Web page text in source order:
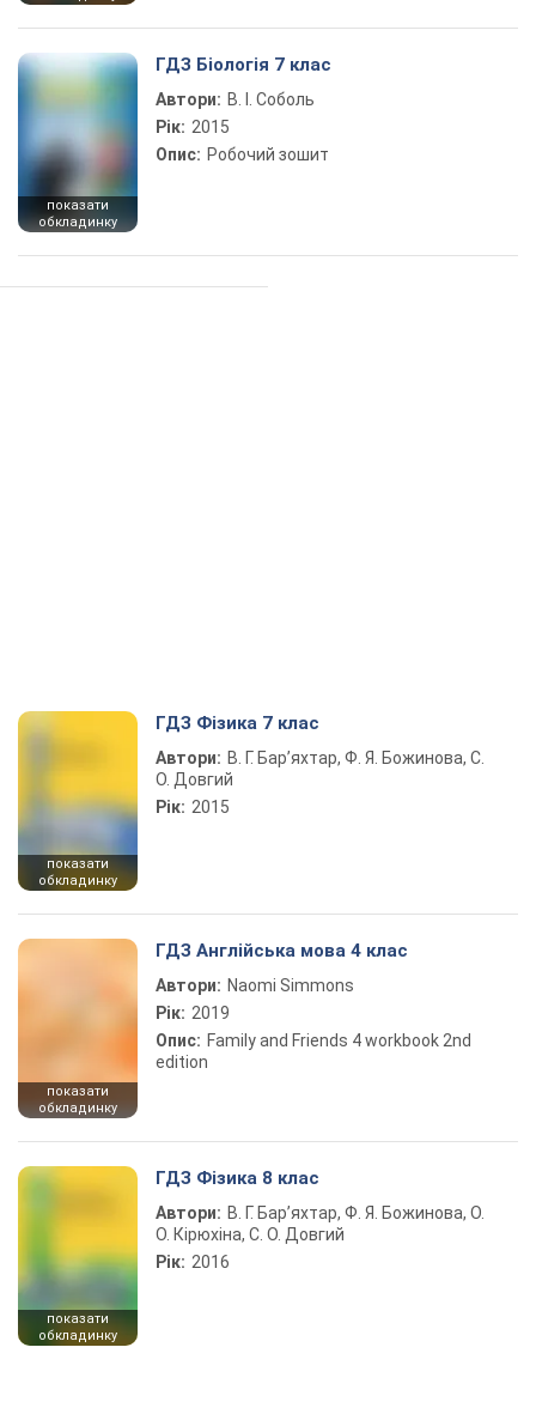
показати
обкладинку
ГДЗ Біологія 7 клас
Автори: В. І. Соболь
Рік: 2015
Опис: Робочий зошит
показати
обкладинку
ГДЗ Фізика 7 клас
Автори: В. Г. Бар’яхтар, Ф. Я. Божинова, С.
О. Довгий
Рік: 2015
показати
обкладинку
ГДЗ Англійська мова 4 клас
Автори: Naomi Simmons
Рік: 2019
Опис: Family and Friends 4 workbook 2nd
edition
показати
обкладинку
ГДЗ Фізика 8 клас
Автори: В. Г. Бар’яхтар, Ф. Я. Божинова, О.
О. Кірюхіна, С. О. Довгий
Рік: 2016